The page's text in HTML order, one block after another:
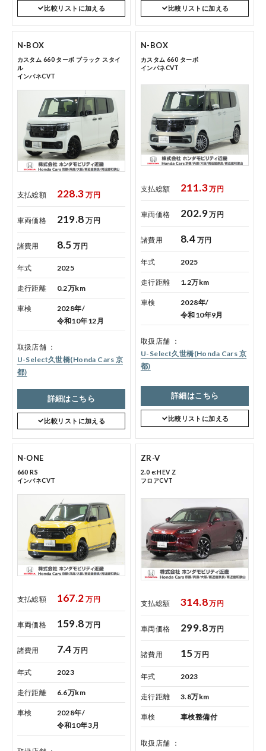
点検・整備のご予約
各店舗へのお問い合わせ
コーポレートサイト
点検・整備のご予約
各店舗へのお問い合わせ
コーポレートサイト
点検・整備のご予約
各店舗へのお問い合わせ
点検・整備のご予約
各店舗へのお問い合わせ
比較リストに加える 比較リストに加える
N-BOX
カスタム 660 ターボ ブラック スタイ
ル
インパネCVT
支払総額 228.3 万円
車両価格 219.8 万円
諸費用 8.5 万円
年式 2025
走行距離 0.2万km
車検
2028年/
令和10年12月
取扱店舗
U-Select久世橋(Honda Cars 京
都)
詳細はこちら
比較リストに加える
N-BOX
カスタム 660 ターボ
インパネCVT
支払総額 211.3万円
車両価格 202.9万円
諸費用 8.4 万円
年式 2025
走行距離 1.2万km
車検
2028年/
令和10年9月
取扱店舗
U-Select久世橋(Honda Cars 京
都)
詳細はこちら
比較リストに加える
N-ONE
660 RS
インパネCVT
支払総額 167.2 万円
車両価格 159.8 万円
諸費用 7.4 万円
年式 2023
走行距離 6.6万km
車検
2028年/
令和10年3月
ZR-V
2.0 e:HEV Z
フロアCVT
支払総額 314.8万円
車両価格 299.8万円
諸費用 15 万円
年式 2023
走行距離 3.8万km
車検 車検整備付
取扱店舗